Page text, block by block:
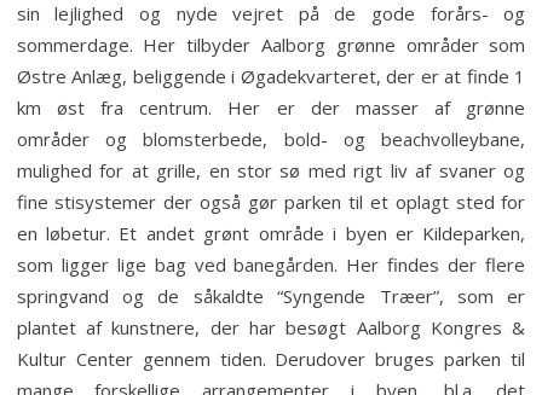
sin lejlighed og nyde vejret på de gode forårs- og
sommerdage. Her tilbyder Aalborg grønne områder som
Østre Anlæg, beliggende i Øgadekvarteret, der er at finde 1
km øst fra centrum. Her er der masser af grønne
områder og blomsterbede, bold- og beachvolleybane,
mulighed for at grille, en stor sø med rigt liv af svaner og
fine stisystemer der også gør parken til et oplagt sted for
en løbetur. Et andet grønt område i byen er Kildeparken,
som ligger lige bag ved banegården. Her findes der flere
springvand og de såkaldte “Syngende Træer”, som er
plantet af kunstnere, der har besøgt Aalborg Kongres &
Kultur Center gennem tiden. Derudover bruges parken til